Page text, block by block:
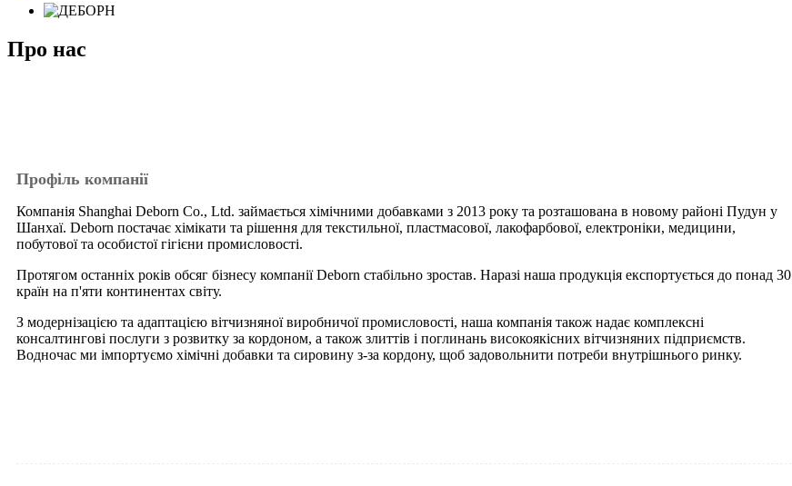
Про нас
Профіль компанії
Компанія Shanghai Deborn Co., Ltd. займається хімічними добавками з 2013 року та розташована в новому районі Пудун у
Шанхаї. Deborn постачає хімікати та рішення для текстильної, пластмасової, лакофарбової, електроніки, медицини,
побутової та особистої гігієни промисловості.
Протягом останніх років обсяг бізнесу компанії Deborn стабільно зростав. Наразі наша продукція експортується до понад 30
країн на п'яти континентах світу.
З модернізацією та адаптацією вітчизняної виробничої промисловості, наша компанія також надає комплексні
консалтингові послуги з розвитку за кордоном, а також злиттів і поглинань високоякісних вітчизняних підприємств.
Водночас ми імпортуємо хімічні добавки та сировину з-за кордону, щоб задовольнити потреби внутрішнього ринку.